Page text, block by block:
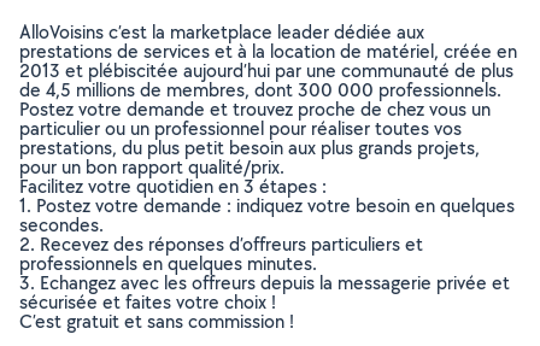
AlloVoisins c’est la marketplace leader dédiée aux
prestations de services et à la location de matériel, créée en
2013 et plébiscitée aujourd’hui par une communauté de plus
de 4,5 millions de membres, dont 300 000 professionnels.
Postez votre demande et trouvez proche de chez vous un
particulier ou un professionnel pour réaliser toutes vos
prestations, du plus petit besoin aux plus grands projets,
pour un bon rapport qualité/prix.
Facilitez votre quotidien en 3 étapes :
1. Postez votre demande : indiquez votre besoin en quelques
secondes.
2. Recevez des réponses d’offreurs particuliers et
professionnels en quelques minutes.
3. Echangez avec les offreurs depuis la messagerie privée et
sécurisée et faites votre choix !
C’est gratuit et sans commission !